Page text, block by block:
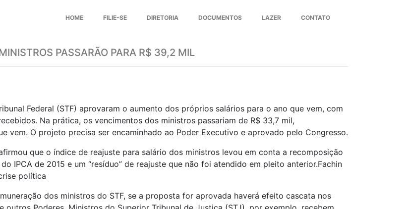
HOME FILIE-SE DIRETORIA DOCUMENTOS LAZER CONTATO
PASSARÃO PARA R$ 39,2 MIL
Federal (STF) aprovaram o aumento dos próprios salários para o ano que vem, com
Na prática, os vencimentos dos ministros passariam de R$ 33,7 mil,
vem. O projeto precisa ser encaminhado ao Poder Executivo e aprovado pelo Congresso.
que o índice de reajuste para salário dos ministros levou em conta a recomposição
IPCA de 2015 e um “resíduo” de reajuste que não foi atendido em pleito anterior.Fachin
política
dos ministros do STF, se a proposta for aprovada haverá efeito cascata nos